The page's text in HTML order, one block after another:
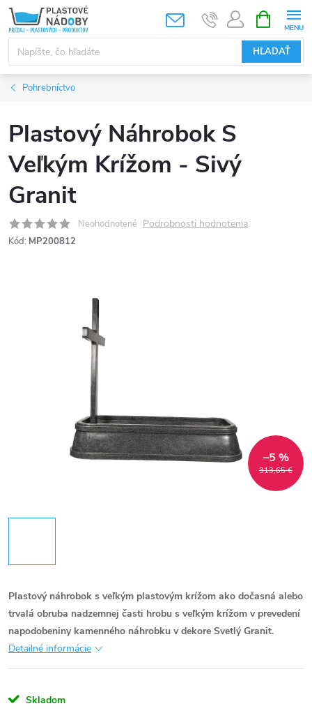
Prejsť
na
obsah
HĽADAŤ
KOŠÍK
Pohrebníctvo
Plastový Náhrobok S
Veľkým Krížom - Sivý
Granit
Neohodnotené Podrobnosti hodnotenia
Kód: MP200812
313,65 €
–5 %
Plastový náhrobok s veľkým plastovým krížom ako dočasná alebo
trvalá obruba nadzemnej časti hrobu s veľkým krížom v prevedení
napodobeniny kamenného náhrobku v dekore Svetlý Granit.
Detailné informácie
Skladom